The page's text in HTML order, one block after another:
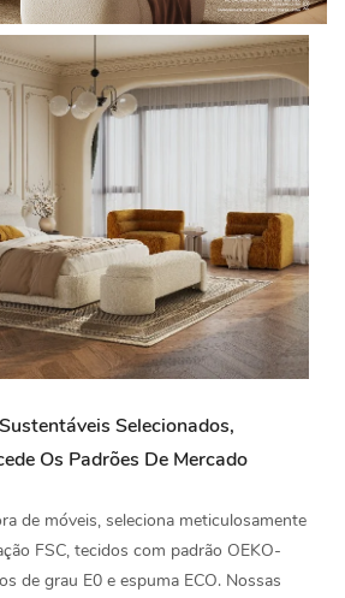
​​selecionados,
Os Padrões De Mercado
de móveis, seleciona meticulosamente
FSC, tecidos com padrão OEKO-
de grau E0 e espuma ECO. Nossas